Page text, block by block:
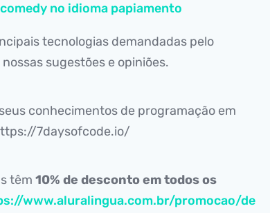
no idioma papiamento
tecnologias demandadas pelo
sugestões e opiniões.
conhecimentos de programação em
7daysofcode.io/
têm 10% de desconto em todos os
www.aluralingua.com.br/promocao/de